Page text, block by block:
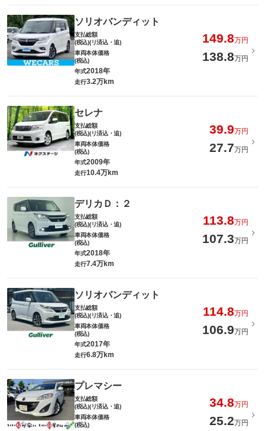
ソリオバンディット
支払総額
(税込)(リ済込・追)
149.8万円
車両本体価格
(税込)
138.8万円
年式2018年
走行3.2万km
セレナ
支払総額
(税込)(リ済込・追)
39.9万円
車両本体価格
(税込)
27.7万円
年式2009年
走行10.4万km
デリカＤ：２
支払総額
(税込)(リ済込・追)
113.8万円
車両本体価格
(税込)
107.3万円
年式2018年
走行7.4万km
ソリオバンディット
支払総額
(税込)(リ済込・追)
114.8万円
車両本体価格
(税込)
106.9万円
年式2017年
走行6.8万km
プレマシー
支払総額
(税込)(リ済込・追)
34.8万円
車両本体価格
(税込)
25.2万円